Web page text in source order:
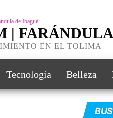
|
EN EL TOLIMA
Tecnología Belleza